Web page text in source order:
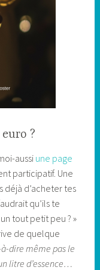
?
aussi une page
participatif. Une
déjà d’acheter tes
qu’ils te
tout petit peu ? »
de quelque
à-dire même pas le
litre d’essence…